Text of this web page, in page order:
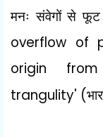
मनः संवेगों से फूट
overflow of
origin
trangulity' (